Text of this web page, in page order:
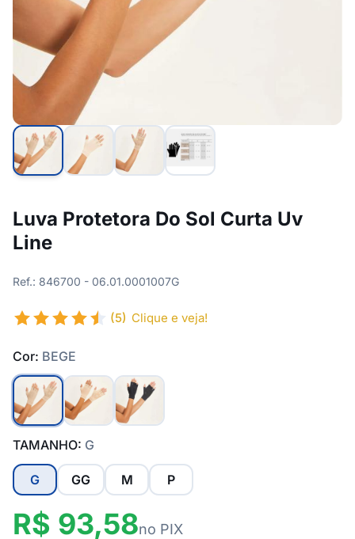
Luva Protetora Do Sol Curta Uv
Line
Ref.: 846700 - 06.01.0001007G
(5) Clique e veja!
Cor: BEGE
TAMANHO: G
G GG M P
R$ 93,58no PIX